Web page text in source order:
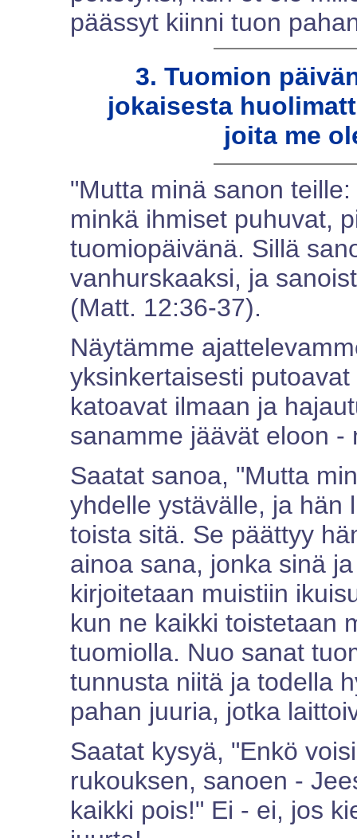
päässyt kiinni tuon
3. Tuomion
jokaisesta
joita me
"Mutta minä sanon
minkä ihmiset puhuvat,
tuomiopäivänä. Sillä
vanhurskaaksi, ja
(Matt. 12:36-37).
Näytämme
yksinkertaisesti
katoavat ilmaan ja
sanamme jäävät eloon -
Saatat sanoa, "Mutta
yhdelle ystävälle, ja hän
toista sitä. Se päättyy
ainoa sana, jonka sinä
kirjoitetaan muistiin
kun ne kaikki toistetaan
tuomiolla. Nuo sanat
tunnusta niitä ja todella
pahan juuria, jotka
Saatat kysyä, "Enkö
rukouksen, sanoen -
kaikki pois!" Ei - ei, jos